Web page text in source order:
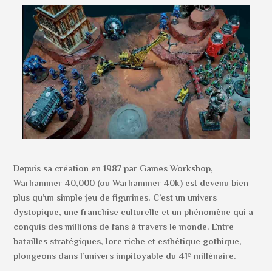
Depuis sa création en 1987 par Games Workshop,
Warhammer 40,000 (ou Warhammer 40k) est devenu bien
plus qu’un simple jeu de figurines. C’est un univers
dystopique, une franchise culturelle et un phénomène qui a
conquis des millions de fans à travers le monde. Entre
batailles stratégiques, lore riche et esthétique gothique,
plongeons dans l’univers impitoyable du 41ᵉ millénaire.